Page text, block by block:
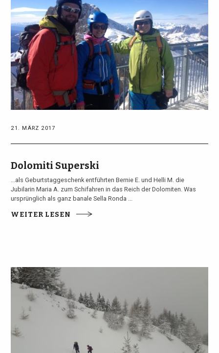
21. MÄRZ 2017
Dolomiti Superski
...als Geburtstaggeschenk entführten Bernie E. und Helli M. die
Jubilarin Maria A. zum Schifahren in das Reich der Dolomiten. Was
ursprünglich als ganz banale Sella Ronda ...
WEITER LESEN